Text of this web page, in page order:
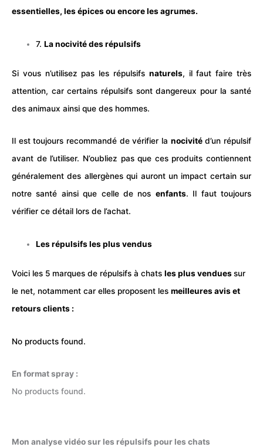
essentielles, les épices ou encore les agrumes.
7.La nocivité des répulsifs
Si vous n’utilisez pas les répulsifs naturels, il faut faire très
attention, car certains répulsifs sont dangereux pour la santé
des animaux ainsi que des hommes.
Il est toujours recommandé de vérifier la nocivitéd’un répulsif
avant de l’utiliser. N’oubliez pas que ces produits contiennent
généralement des allergènes qui auront un impact certain sur
notre santé ainsi que celle de nos enfants. Il faut toujours
vérifier ce détail lors de l’achat.
Les répulsifs les plus vendus
Voici les 5 marques de répulsifs à chats les plus venduessur
le net, notamment car elles proposent les meilleures avis et
retours clients :
No products found.
En format spray :
No products found.
Mon analyse vidéo sur les répulsifs pour les chats